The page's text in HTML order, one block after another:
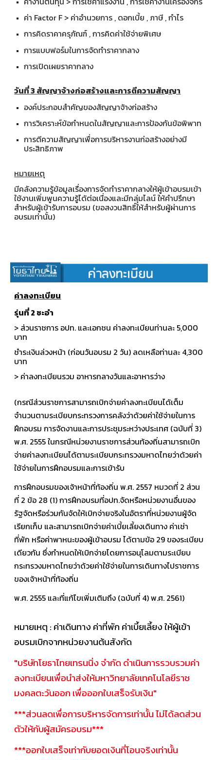
ค่า Factor F > ค่าอำนวยการ , ดอกเบี้ย , ภาษี , กำไร
การคิดราคาครุภัณฑ์ , การคิดค่าใช้จ่ายพิเศษ
การแบบฟอร์มในการจัดทำราคากลาง
การเปิดเผยราคากลาง
วันที่ 3 สัญญาจ้างก่อสร้างและการตีความสัญญา
องค์ประกอบสำคัญของสัญญาจ้างก่อสร้าง
การวิเคราะห์ข้อกำหนดในสัญญาและการป้องกันข้อพิพาท
การตีความสัญญาเพื่อการบริหารงานก่อสร้างอย่างมี
ประสิทธิภาพ
หมายเหตุ
มีคลังความรู้ข้อมูลเรื่องการจัดทำราคากลางให้ผู้เข้าอบรมเข้า
ใช้งานเพิ่มพูนความรู้ได้ต่อเนื่องและมีกลุ่มไลน์ ให้คำปรึกษา
สำหรับผู้เข้ารับการอบรม (ขอสงวนสิทธิ์ให้สำหรับผู้ผ่านการ
อบรมเท่านั้น)
ค่าลงทะเบียน
รุ่นที่2ชะอำ
> ส่วนราชการ อปท. และเอกชน ค่าลงทะเบียนท่านละ 5,000
บาท
ชำระเงินล่วงหน้า (ก่อนวันอบรม 2 วัน) ลดเหลือท่านละ 4,300
บาท
> ค่าลงทะเบียนรวม อาหารกลางวันและอาหารว่าง
(กรณีส่วนราชการสามารถเบิกจ่ายค่าลงทะเบียนได้เต็ม
จำนวนตามระเบียบกระทรวงการคลังว่าด้วยค่าใช้จ่ายในการ
ฝึกอบรม การจัดงานและการประชุมระหว่างประเทศ (ฉบับที่ 3)
พ.ศ. 2555 ในกรณีหน่วยงานราชการส่วนท้องถิ่นสามารถเบิก
จ่ายค่าลงทะเบียนได้ตามระเบียบกระทรวงมหาดไทยว่าด้วยค่า
ใช้จ่ายในการฝึกอบรมและการเข้ารับ
การฝึกอบรมของเจ้าหน้าที่ท้องถิ่น พ.ศ. 2557 หมวดที่ 2 ส่วน
ที่ 2 ข้อ 28 (1) การฝึกอบรมที่อปท.จัดหรือหน่วยงานอื่นของ
รัฐจัดหรือร่วมกันจัดให้เบิกจ่ายจริงในอัตราที่หน่วยงานผู้จัด
เรียกเก็บ และสามารถเบิกจ่ายค่าเบี้ยเลี้ยงเดินทาง ค่าเช่า
ที่พัก หรือค่าพาหนะของผู้เข้าอบรม ได้ตามข้อ 29 ของระเบียบ
เดียวกัน ซึ่งกำหนดให้เบิกจ่ายโดยการอนุโลมตามระเบียบ
กระทรวงมหาดไทยว่าด้วยค่าใช้จ่ายในการเดินทางไปราชการ
ของเจ้าหน้าที่ท้องถิ่น
พ.ศ. 2555 และที่แก้ไขเพิ่มเติมถึง (ฉบับที่ 4) พ.ศ. 2561)
หมายเหตุ : ค่าเดินทาง ค่าที่พัก ค่าเบี้ยเลี้ยง ให้ผู้เข้า
อบรมเบิกจากหน่วยงานต้นสังกัด
"บริษัทโยธาไทยเทรนนิ่ง จำกัด ดำเนินการรวบรวมค่า
ลงทะเบียนเพื่อนำส่งให้มหาวิทยาลัยเทคโนโลยีราช
มงคลตะวันออก เพื่อออกใบเสร็จรับเงิน"
***ส่วนลดเพื่อการบริหารจัดการเท่านั้น ไม่ได้ลดส่วน
ตัวให้กับผู้สมัครอบรม***
***ออกใบเสร็จเท่ากับยอดเงินที่โอนจริงเท่านั้น